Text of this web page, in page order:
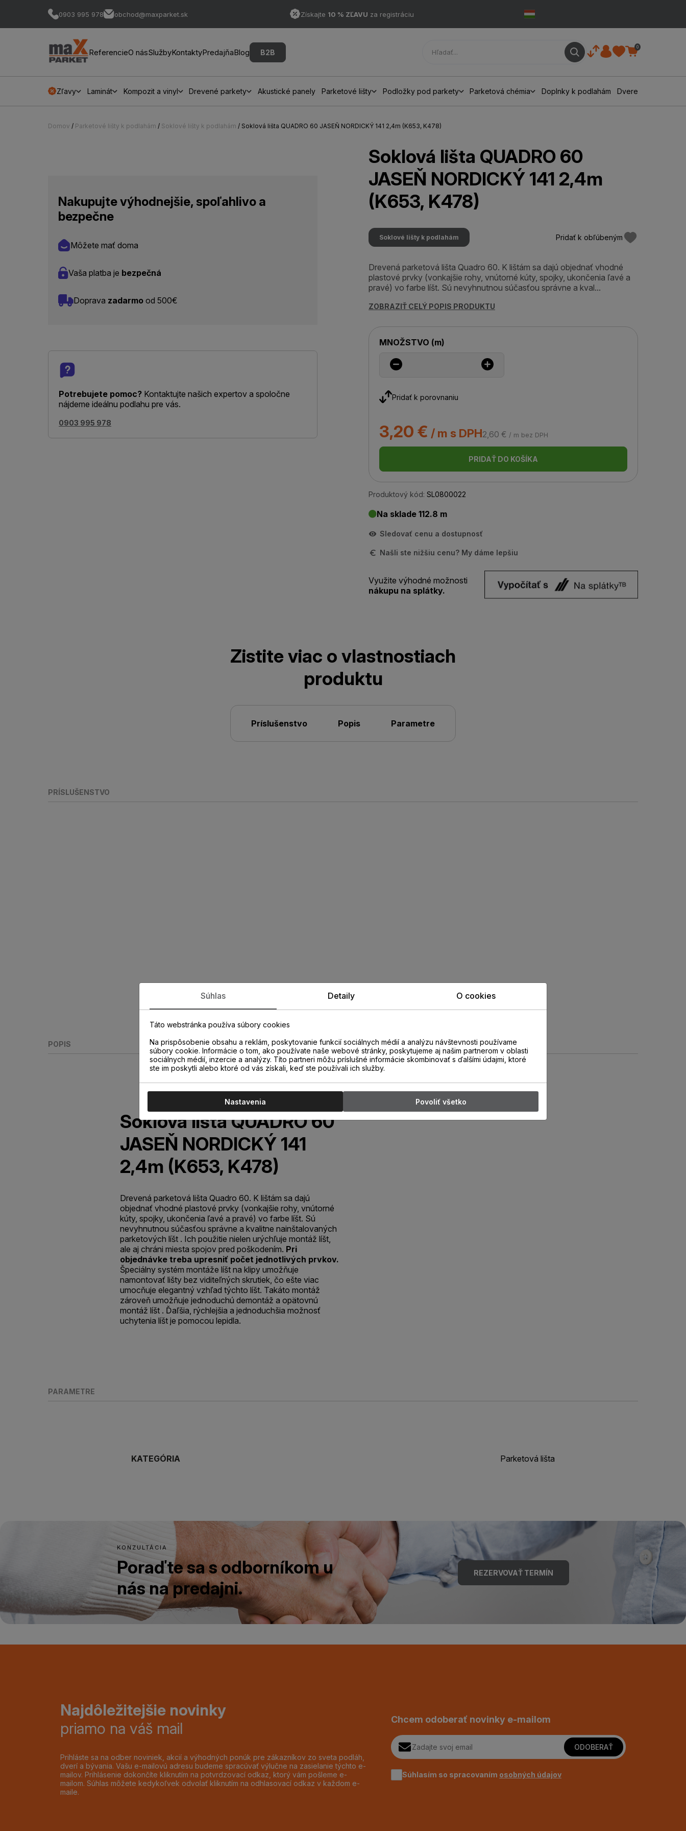
0903 995 978 obchod@maxparket.sk Získajte 10 % ZĽAVU za registráciu
ReferencieO násSlužbyKontaktyPredajňaBlog B2B
0
Zľavy Laminát Kompozit a vinyl Drevené parkety Akustické panely Parketové lišty Podložky pod parkety Parketová chémia Doplnky k podlahám Dvere
Domov / Parketové lišty k podlahám / Soklové lišty k podlahám / Soklová lišta QUADRO 60 JASEŇ NORDICKÝ 141 2,4m (K653, K478)
Nakupujte výhodnejšie, spoľahlivo a
bezpečne
Môžete mať doma
Vaša platba je bezpečná
Doprava zadarmo od 500€
Potrebujete pomoc? Kontaktujte našich expertov a spoločne
nájdeme ideálnu podlahu pre vás.
0903 995 978
Soklová lišta QUADRO 60
JASEŇ NORDICKÝ 141 2,4m
(K653, K478)
Soklové lišty k podlahám Pridať k obľúbeným
Drevená parketová lišta Quadro 60. K lištám sa dajú objednať vhodné
plastové prvky (vonkajšie rohy, vnútorné kúty, spojky, ukončenia ľavé a
pravé) vo farbe líšt. Sú nevyhnutnou súčasťou správne a kval...
ZOBRAZIŤ CELÝ POPIS PRODUKTU
MNOŽSTVO (m)
Pridať k porovnaniu
3,20 € / m s DPH2,60 € / m bez DPH
PRIDAŤ DO KOŠÍKA
Produktový kód: SL0800022
Na sklade 112.8 m
Sledovať cenu a dostupnosť
Našli ste nižšiu cenu? My dáme lepšiu
Využite výhodné možnosti
nákupu na splátky.
Zistite viac o vlastnostiach
produktu
Príslušenstvo Popis Parametre
PRÍSLUŠENSTVO
POPIS
Soklová lišta QUADRO 60
JASEŇ NORDICKÝ 141
2,4m (K653, K478)
Drevená parketová lišta Quadro 60. K lištám sa dajú
objednať vhodné plastové prvky (vonkajšie rohy, vnútorné
kúty, spojky, ukončenia ľavé a pravé) vo farbe líšt. Sú
nevyhnutnou súčasťou správne a kvalitne nainštalovaných
parketových líšt . Ich použitie nielen urýchľuje montáž líšt,
ale aj chráni miesta spojov pred poškodením. Pri
objednávke treba upresniť počet jednotlivých prvkov.
Špeciálny systém montáže líšt na klipy umožňuje
namontovať lišty bez viditeľných skrutiek, čo ešte viac
umocňuje elegantný vzhľad týchto líšt. Takáto montáž
zároveň umožňuje jednoduchú demontáž a opätovnú
montáž líšt . Ďaľšia, rýchlejšia a jednoduchšia možnosť
uchytenia líšt je pomocou lepidla.
PARAMETRE
KATEGÓRIA Parketová lišta
KONZULTÁCIA
Poraďte sa s odborníkom u
nás na predajni.
REZERVOVAŤ TERMÍN
Najdôležitejšie novinky
priamo na váš mail
Prihláste sa na odber noviniek, akcií a výhodných ponúk pre zákazníkov zo sveta podláh,
dverí a bývania. Vašu e-mailovú adresu budeme spracúvať výlučne na zasielanie týchto e-
mailov. Prihlásenie dokončíte kliknutím na potvrdzovací odkaz, ktorý vám pošleme e-
mailom. Súhlas môžete kedykoľvek odvolať kliknutím na odhlasovací odkaz v každom e-
maile.
Chcem odoberať novinky e-mailom
ODOBERAŤ
Súhlasím so spracovaním osobných údajov
Súhlas Detaily O cookies
Táto webstránka používa súbory cookies
Na prispôsobenie obsahu a reklám, poskytovanie funkcií sociálnych médií a analýzu návštevnosti používame
súbory cookie. Informácie o tom, ako používate naše webové stránky, poskytujeme aj našim partnerom v oblasti
sociálnych médií, inzercie a analýzy. Títo partneri môžu príslušné informácie skombinovať s ďalšími údajmi, ktoré
ste im poskytli alebo ktoré od vás získali, keď ste používali ich služby.
Nastavenia Povoliť všetko